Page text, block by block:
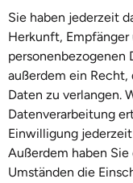
Sie haben jederzeit
Herkunft,
personenbezogenen
außerdem ein
Daten zu verlangen.
Datenverarbeitung
Einwilligung
Außerdem haben
Umständen die